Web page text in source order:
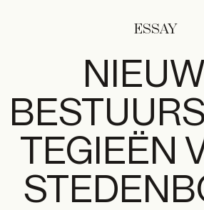
ESSAY
TEGIEËN